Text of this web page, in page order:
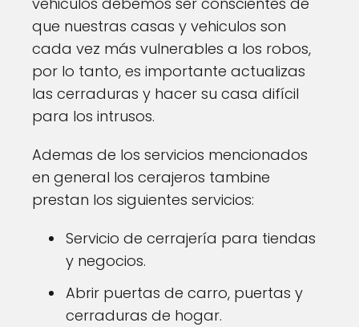
que nuestras casas y vehiculos son
cada vez más vulnerables a los robos,
por lo tanto, es importante actualizas
las cerraduras y hacer su casa difícil
para los intrusos.
Ademas de los servicios mencionados
en general los cerajeros tambine
prestan los siguientes servicios:
Servicio de cerrajería para tiendas
y negocios.
Abrir puertas de carro, puertas y
cerraduras de hogar.